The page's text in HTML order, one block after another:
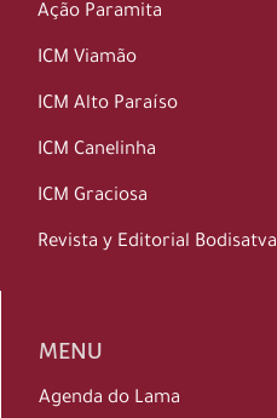
Ação Paramita
ICM Viamão
ICM Alto Paraíso
ICM Canelinha
ICM Graciosa
Revista y Editorial Bodisatva
MENU
Agenda do Lama